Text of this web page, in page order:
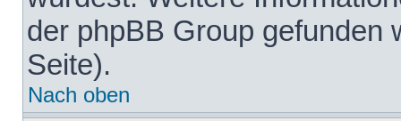
der phpBB Group gefunden
Seite).
Nach oben